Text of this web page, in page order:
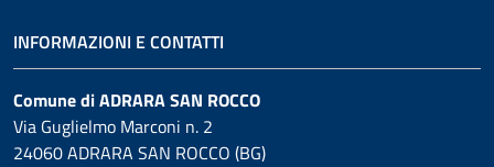
INFORMAZIONI E CONTATTI
Comune di ADRARA SAN ROCCO
Via Guglielmo Marconi n. 2
24060 ADRARA SAN ROCCO (BG)